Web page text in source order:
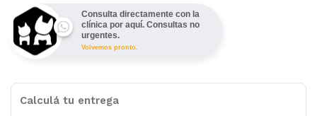
Consulta directamente con la
clínica por aquí. Consultas no
urgentes.
Volvemos pronto.
Calculá tu entrega